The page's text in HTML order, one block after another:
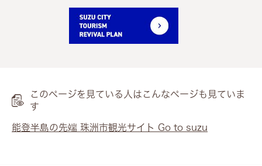
このページを見ている人は こんなページも見ていま
す
能登半島の先端 珠洲市観光サイト Go to suzu